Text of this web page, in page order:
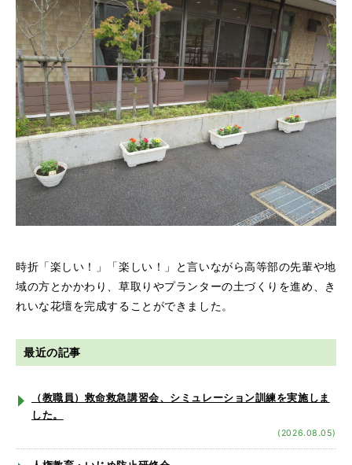
時折「楽しい！」「楽しい！」と言いながら高等部の先輩や地
域の方とかかわり、草取りやプランターの土づくりを進め、き
れいな花壇を完成することができました。
最近の記事
（教職員）救命救急講習会、シミュレーション訓練を実施しま
した。
(2026.08.05)